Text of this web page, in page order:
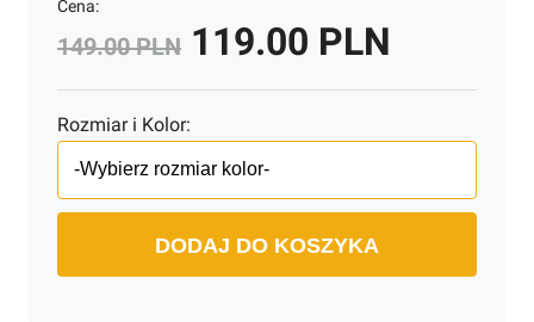
Cena:
149.00 PLN 119.00 PLN
Rozmiar i Kolor:
DODAJ DO KOSZYKA